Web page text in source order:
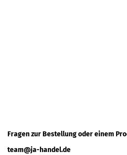
Fragen zur Bestellung oder einem
team@ja-handel.de